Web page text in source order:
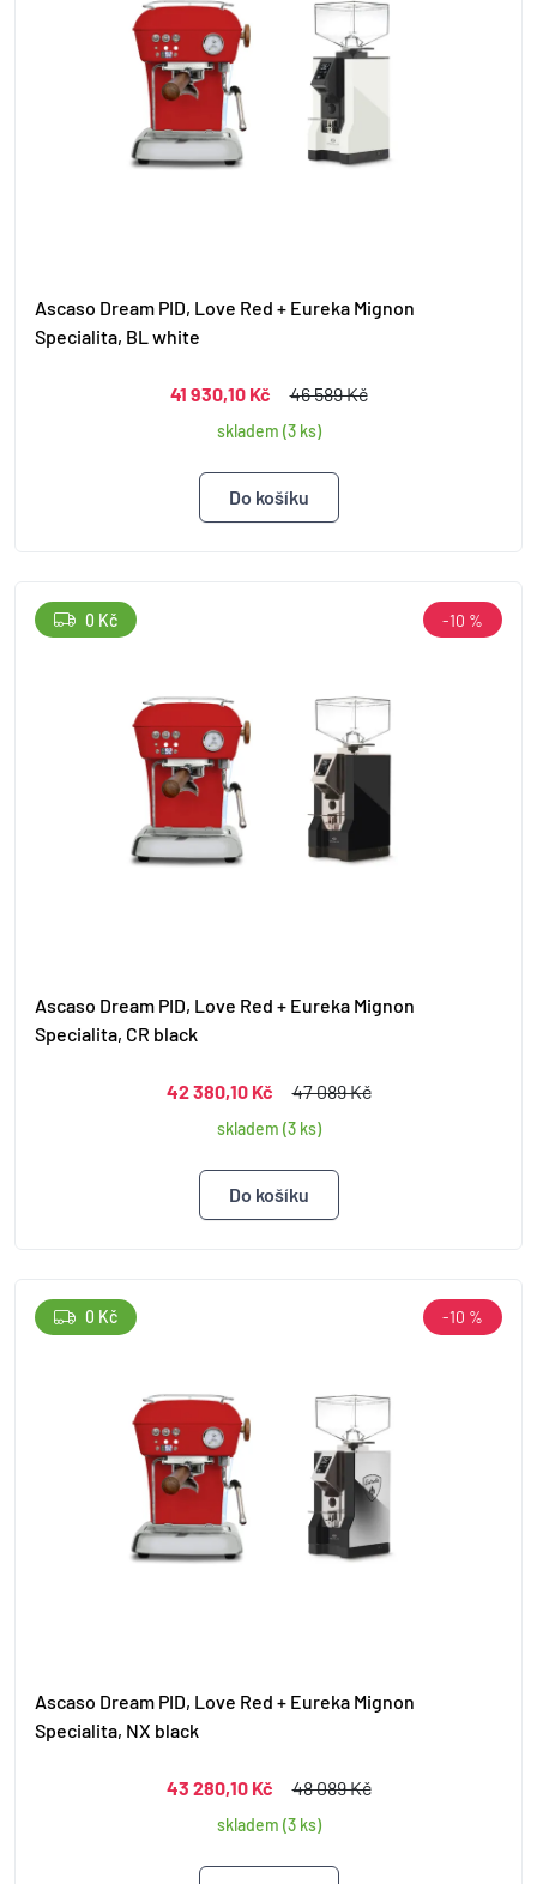
Ascaso Dream PID, Love Red + Eureka Mignon
Specialita, BL white
41 930,10 Kč 46 589 Kč
skladem (3 ks)
Ascaso Dream PID, Love Red + Eureka Mignon
Specialita, CR black
42 380,10 Kč 47 089 Kč
skladem (3 ks)
0 Kč -10 %
Ascaso Dream PID, Love Red + Eureka Mignon
Specialita, NX black
43 280,10 Kč 48 089 Kč
skladem (3 ks)
0 Kč -10 %